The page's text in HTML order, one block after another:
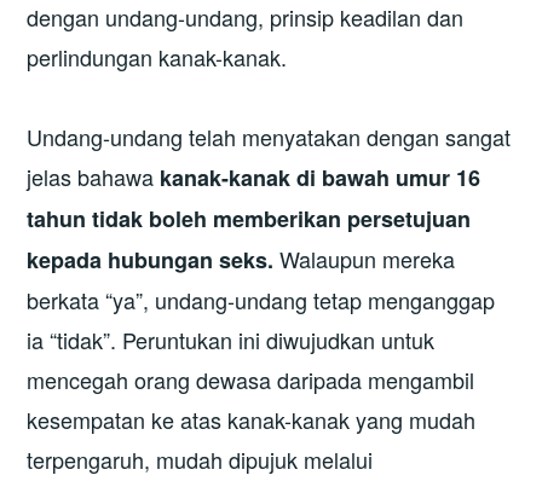
dengan undang-undang, prinsip keadilan dan
perlindungan kanak-kanak.
Undang-undang telah menyatakan dengan sangat
jelas bahawa kanak-kanak di bawah umur 16
tahun tidak boleh memberikan persetujuan
kepada hubungan seks. Walaupun mereka
berkata “ya”, undang-undang tetap menganggap
ia “tidak”. Peruntukan ini diwujudkan untuk
mencegah orang dewasa daripada mengambil
kesempatan ke atas kanak-kanak yang mudah
terpengaruh, mudah dipujuk melalui